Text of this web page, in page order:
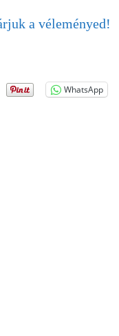
a véleményed!
WhatsApp